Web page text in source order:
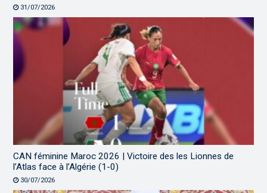
31/07/2026
CAN féminine Maroc 2026 | Victoire des les Lionnes de
l’Atlas face à l’Algérie (1-0)
30/07/2026